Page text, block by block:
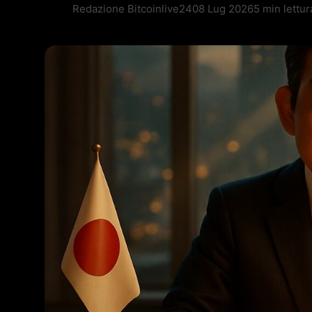
Redazione Bitcoinlive2408 Lug 20265 min